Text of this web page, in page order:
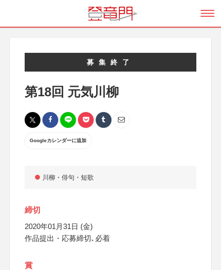
募集終了
第18回 元気川柳
Googleカレンダーに追加
川柳・俳句・短歌
締切
2020年01月31日 (金)
作品提出・応募締切､必着
賞